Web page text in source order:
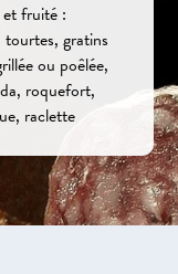
fruité :
gratins
ou poêlée,
roquefort,
raclette